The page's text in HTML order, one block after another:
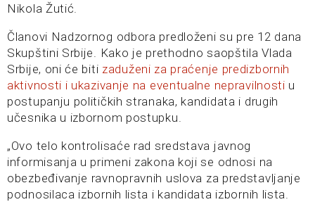
Nikola Žutić.
Članovi Nadzornog odbora predloženi su pre 12 dana
Skupštini Srbije. Kako je prethodno saopštila Vlada
Srbije, oni će biti zaduženi za praćenje predizbornih
aktivnosti i ukazivanje na eventualne nepravilnosti u
postupanju političkih stranaka, kandidata i drugih
učesnika u izbornom postupku.
„Ovo telo kontrolisaće rad sredstava javnog
informisanja u primeni zakona koji se odnosi na
obezbeđivanje ravnopravnih uslova za predstavljanje
podnosilaca izbornih lista i kandidata izbornih lista.